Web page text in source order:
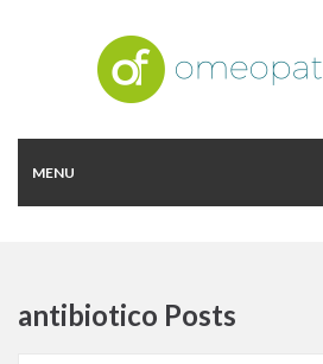
MENU
antibiotico Posts